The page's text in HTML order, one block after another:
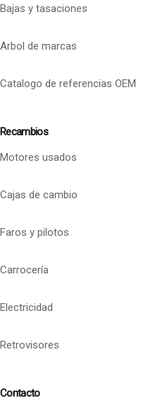
Bajas y tasaciones
Arbol de marcas
Catalogo de referencias OEM
Recambios
Motores usados
Cajas de cambio
Faros y pilotos
Carrocería
Electricidad
Retrovisores
Contacto